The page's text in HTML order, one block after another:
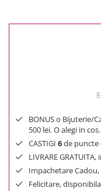
500 Lei - 1000 Lei
BONUS o Bijuterie/
500 lei. O alegi in cos.
CASTIGI 6de puncte
LIVRARE
Impachetare
Felicitare,